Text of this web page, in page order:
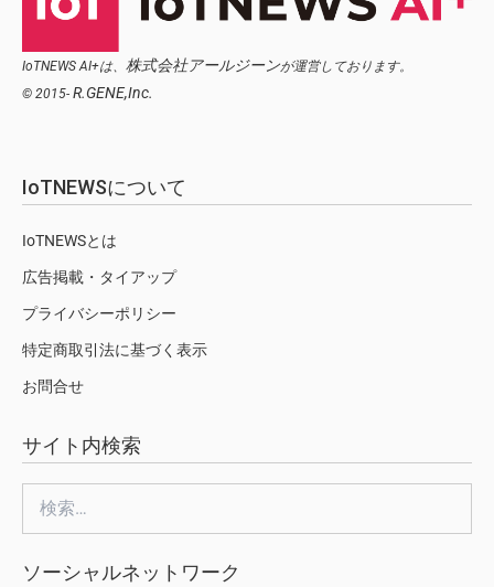
IoTNEWS AI+は、 株式会社アールジーンが運営しております。
© 2015- R.GENE,Inc.
IoTNEWSについて
IoTNEWSとは
広告掲載・タイアップ
プライバシーポリシー
特定商取引法に基づく表示
お問合せ
サイト内検索
索:
ソーシャルネットワーク